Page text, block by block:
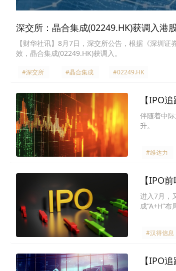
深交所：晶合集成(02249.HK)获调入港
【财华社讯】8月7日，深交所公告，根据《深圳
效，晶合集成(02249.HK)获调入。
#深交所 #晶合集成 #02249.HK
【IPO
伴随着中
升。
#维达力
【IPO
进入7月，
成“A+H”布
#汉得信息
【IPO